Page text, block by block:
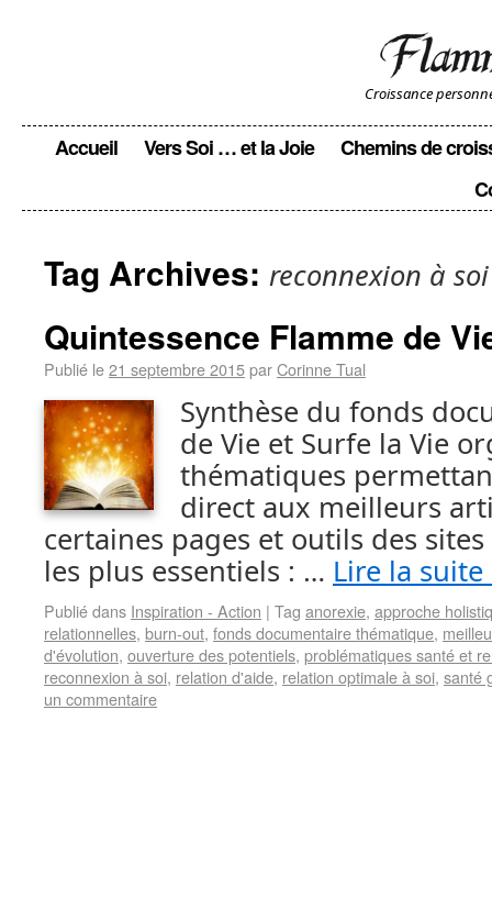
Croissance
Accueil Vers Soi … et la Joie
Chemins de
Tag Archives: reconnexion à soi
Quintessence Flamme de
Publié le21 septembre 2015parCorinne Tual
Synthèse du fonds
de Vie et Surfe la Vie
thématiques
direct aux meilleurs
certaines pages et outils des
les plus essentiels : … Lire la suite
Publié dans Inspiration - Action | Tag anorexie, approche
relationnelles, burn-out, fonds documentaire thématique,
d'évolution, ouverture des potentiels, problématiques santé et
reconnexion à soi, relation d'aide, relation optimale à soi, santé
un commentaire